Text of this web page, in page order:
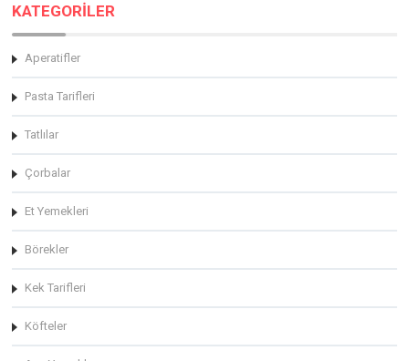
KATEGORİLER
Aperatifler
Pasta Tarifleri
Tatlılar
Çorbalar
Et Yemekleri
Börekler
Kek Tarifleri
Köfteler